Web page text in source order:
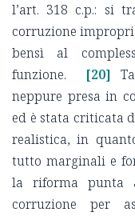
l’art. 318 c.p.: si
corruzione
bensì al
funzione.
[20]
neppure presa in
ed è stata criticata
realistica, in
tutto marginali e
la riforma punta
corruzione per